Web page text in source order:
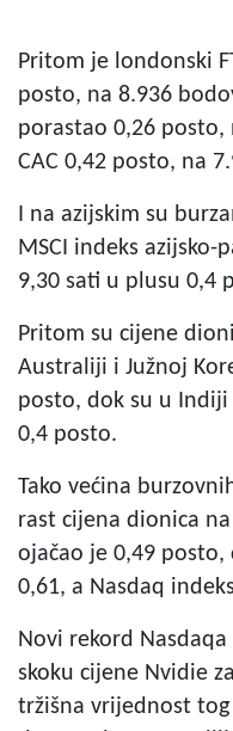
Pritom je londonski
posto, na 8.936
porastao 0,26 posto,
CAC 0,42 posto, na
I na azijskim su
MSCI indeks
9,30 sati u plusu 0,4
Pritom su cijene
Australiji i Južnoj
posto, dok su u Indiji
0,4 posto.
Tako većina
rast cijena dionica
ojačao je 0,49 posto,
0,61, a Nasdaq
Novi rekord
skoku cijene Nvidie
tržišna vrijednost